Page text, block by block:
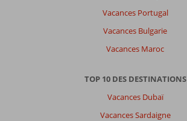
Vacances Portugal
Vacances Bulgarie
Vacances Maroc
TOP 10 DES DESTINATIONS
Vacances Dubaï
Vacances Sardaigne